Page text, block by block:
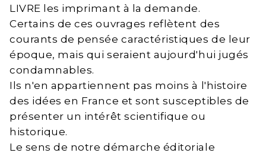
LIVRE les imprimant à la demande.
Certains de ces ouvrages reflètent des
courants de pensée caractéristiques de leur
époque, mais qui seraient aujourd'hui jugés
condamnables.
Ils n'en appartiennent pas moins à l'histoire
des idées en France et sont susceptibles de
présenter un intérêt scientifique ou
historique.
Le sens de notre démarche éditoriale